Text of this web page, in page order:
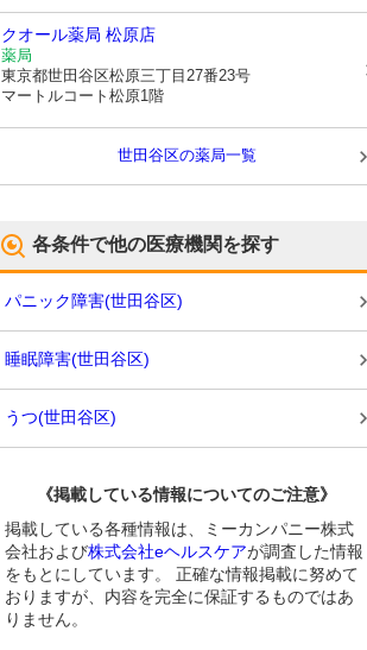
クオール薬局 松原店
薬局
東京都世田谷区松原三丁目27番23号
マートルコート松原1階
世田谷区の薬局一覧
各条件で他の医療機関を探す
パニック障害(世田谷区)
睡眠障害(世田谷区)
うつ(世田谷区)
《掲載している情報についてのご注意》
掲載している各種情報は、ミーカンパニー株式
会社および株式会社eヘルスケアが調査した情報
をもとにしています。 正確な情報掲載に努めて
おりますが、内容を完全に保証するものではあ
りません。